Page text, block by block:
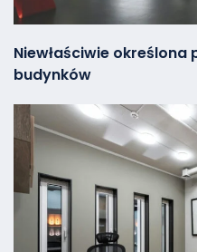
Niewłaściwie
budynków